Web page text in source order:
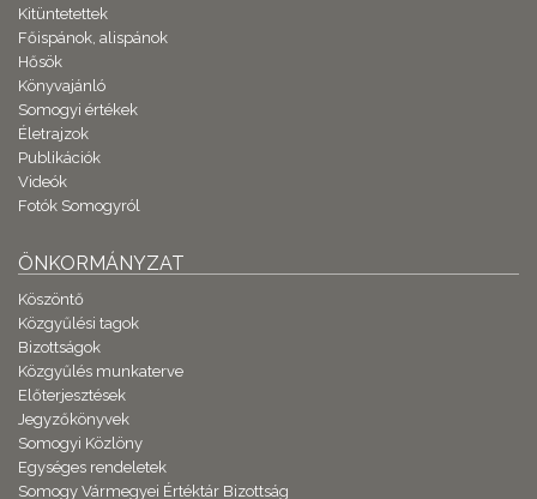
Kitüntetettek
Főispánok, alispánok
Hősök
Könyvajánló
Somogyi értékek
Életrajzok
Publikációk
Videók
Fotók Somogyról
ÖNKORMÁNYZAT
Köszöntő
Közgyűlési tagok
Bizottságok
Közgyűlés munkaterve
Előterjesztések
Jegyzőkönyvek
Somogyi Közlöny
Egységes rendeletek
Somogy Vármegyei Értéktár Bizottság